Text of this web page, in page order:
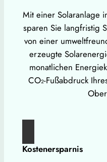
Mit einer Solaranlage
sparen Sie langfristig
von einer
erzeugte
monatlichen
CO₂-Fußabdruck
Kostenersparnis